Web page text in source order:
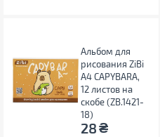
Альбом для
рисования ZiBi
А4 CAPYBARA,
12 листов на
скобе (ZB.1421-
18)
28₴